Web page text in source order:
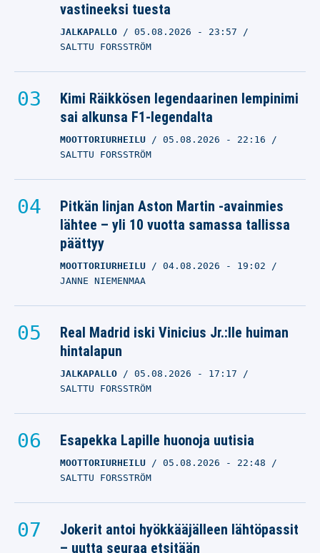
vastineeksi tuesta
JALKAPALLO 05.08.2026 - 23:57
SALTTU FORSSTRÖM
Kimi Räikkösen legendaarinen lempinimi
sai alkunsa F1-legendalta
MOOTTORIURHEILU 05.08.2026 - 22:16
SALTTU FORSSTRÖM
Pitkän linjan Aston Martin -avainmies
lähtee – yli 10 vuotta samassa tallissa
päättyy
MOOTTORIURHEILU 04.08.2026 - 19:02
JANNE NIEMENMAA
Real Madrid iski Vinicius Jr.:lle huiman
hintalapun
JALKAPALLO 05.08.2026 - 17:17
SALTTU FORSSTRÖM
Esapekka Lapille huonoja uutisia
MOOTTORIURHEILU 05.08.2026 - 22:48
SALTTU FORSSTRÖM
Jokerit antoi hyökkääjälleen lähtöpassit
– uutta seuraa etsitään